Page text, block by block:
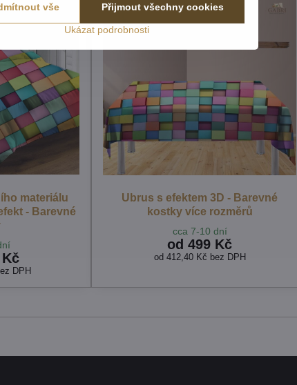
materiálu
- Barevné
DPH
Ubrus s efektem 3D - Barevné
kostky více rozměrů
cca 7-10 dní
od 499 Kč
od 412,40 Kč bez DPH
Ukázat podrobnosti
Přijmout všechny cookies
vše